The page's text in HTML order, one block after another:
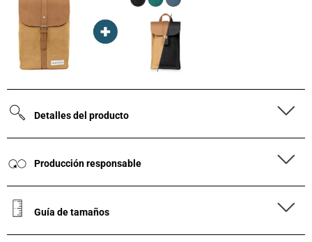
Detalles del producto
Producción responsable
Guía de tamaños